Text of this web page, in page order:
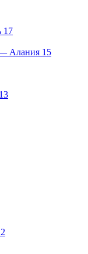
17
— Алания 15
13
2